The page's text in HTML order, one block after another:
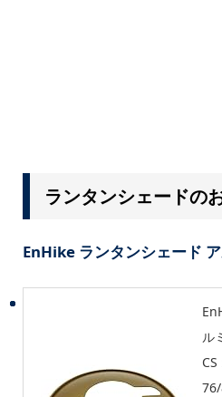
ランタンシェードの
EnHike ランタンシェード
ル